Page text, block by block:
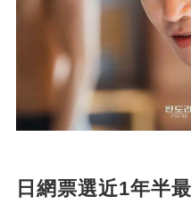
日網票選近1年半